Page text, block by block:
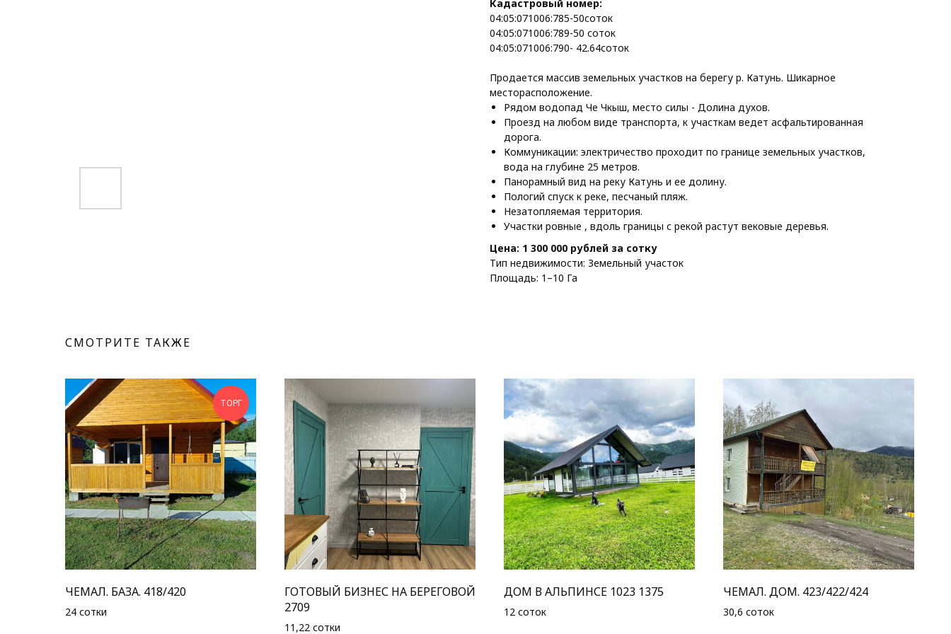
Кадастровый номер:
04:05:071006:785-50соток
04:05:071006:789-50 соток
04:05:071006:790- 42.64соток
Продается массив земельных участков на берегу р. Катунь. Шикарное
месторасположение.
Рядом водопад Че Чкыш, место силы - Долина духов.
Проезд на любом виде транспорта, к участкам ведет асфальтированная
дорога.
Коммуникации: электричество проходит по границе земельных участков,
вода на глубине 25 метров.
Панорамный вид на реку Катунь и ее долину.
Пологий спуск к реке, песчаный пляж.
Незатопляемая территория.
Участки ровные , вдоль границы с рекой растут вековые деревья.
Цена: 1 300 000 рублей за сотку
Тип недвижимости: Земельный участок
Площадь: 1–10 Га
СМОТРИТЕ ТАКЖЕ
ТОРГ
ЧЕМАЛ. БАЗА. 418/420
24 сотки
ГОТОВЫЙ БИЗНЕС НА БЕРЕГОВОЙ
2709
11,22 сотки
ДОМ В АЛЬПИНСЕ 1023 1375
12 соток
ЧЕМАЛ. ДОМ. 423/422/424
30,6 соток